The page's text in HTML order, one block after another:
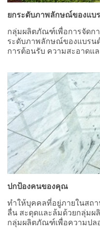
ยกระดับภาพลักษณ์ของแ
กลุ่มผลิตภัณฑ์เพื่อการจัดก
ระดับภาพลักษณ์ของแบรน
การต้อนรับ ความสะอาดแ
ปกป้องคนของคุณ
ทำให้บุคคลที่อยู่ภายในสถ
ลื่น สะดุดและล้มด้วยกลุ่ม
กลุ่มผลิตภัณฑ์เพื่อความปล